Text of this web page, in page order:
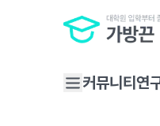
커뮤니티 연